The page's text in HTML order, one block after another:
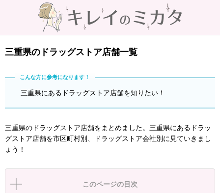
三重県のドラッグストア店舗一覧
三重県にあるドラッグストア店舗を知りたい！
三重県のドラッグストア店舗をまとめました。三重県にあるドラッ
グストア店舗を市区町村別、ドラッグストア会社別に見ていきまし
ょう！
このページの目次